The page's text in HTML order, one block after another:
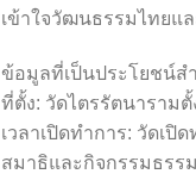
เข้าใจวัฒนธรรมไทยแ
ข้อมูลที่เป็นประโยชน์ส
ที่ตั้ง: วัดไตรรัตนาราม
เวลาเปิดทำการ: วัดเปิ
สมาธิและกิจกรรมธรร